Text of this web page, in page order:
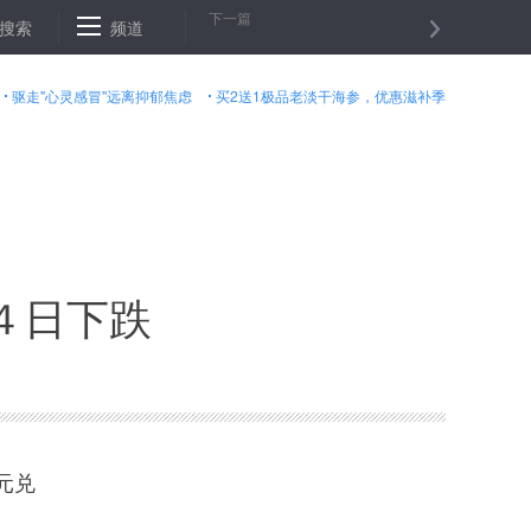
４日下跌 伦敦股市《金融时报》１００种股票平均价格指数１４
搜索 频道 下一篇
驱走"心灵感冒"远离抑郁焦虑 买2送1极品老淡干海参，优惠滋补季
日下跌
兑